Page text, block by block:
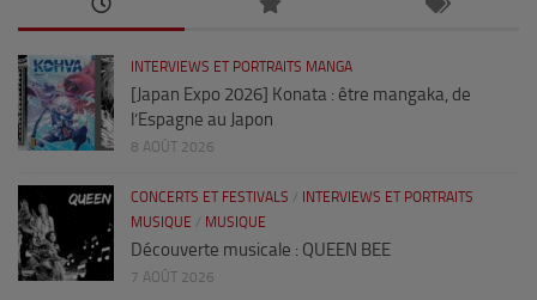
INTERVIEWS ET PORTRAITS MANGA
[Japan Expo 2026] Konata : être mangaka, de
l’Espagne au Japon
8 AOÛT 2026
CONCERTS ET FESTIVALS /
INTERVIEWS ET PORTRAITS
MUSIQUE / MUSIQUE
Découverte musicale : QUEEN BEE
7 AOÛT 2026